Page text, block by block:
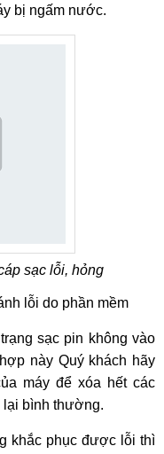
bị ngấm nước.
sạc lỗi, hỏng
lỗi do phần mềm
sạc pin không vào
này Quý khách hãy
máy để xóa hết các
lại bình thường.
khắc phục được lỗi thì